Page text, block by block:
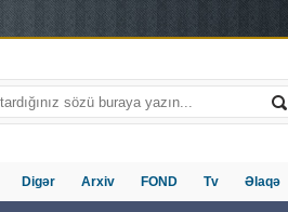
Digər Arxiv FOND Tv Əlaqə